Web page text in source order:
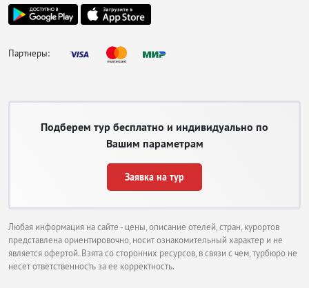
Партнеры:
Подберем тур бесплатно и индивидуально по
Вашим параметрам
Заявка на тур
Любая информация на сайте - цены, описание отелей, стран, курортов
представлена ориентировочно, носит ознакомительный характер и не
является офертой. Взята со сторонних ресурсов, в связи с чем, турбюро не
несет ответственность за ее корректность.